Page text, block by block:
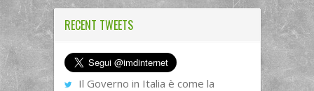
RECENT TWEETS
Il Governo in Italia è come la